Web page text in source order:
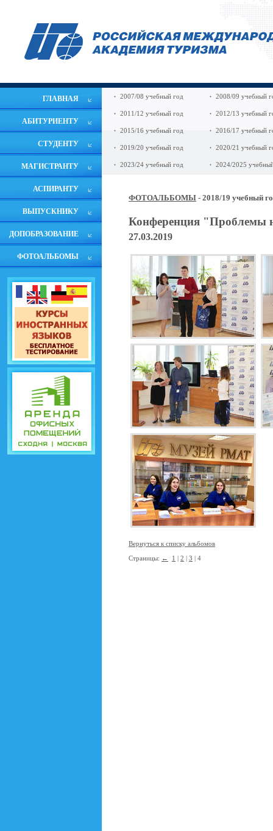
ГЛАВНАЯ
АБИТУРИЕНТУ
СТУДЕНТУ
МАГИСТРАНТУ
АСПИРАНТУ
ВЫПУСКНИКУ
ДОПОБРАЗОВАНИЕ
ФОТОАЛЬБОМЫ
2007/08 учебный год 2008/09 учебный
2011/12 учебный год 2012/13 учебный
2015/16 учебный год 2016/17 учебный
2019/20 учебный год 2020/21 учебный
2023/24 учебный год 2024/2025
ФОТОАЛЬБОМЫ - 2018/19 учебный
Конференция "Проблемы
27.03.2019
Вернуться к списку альбомов
Страницы: ← 1 | 2 | 3 | 4